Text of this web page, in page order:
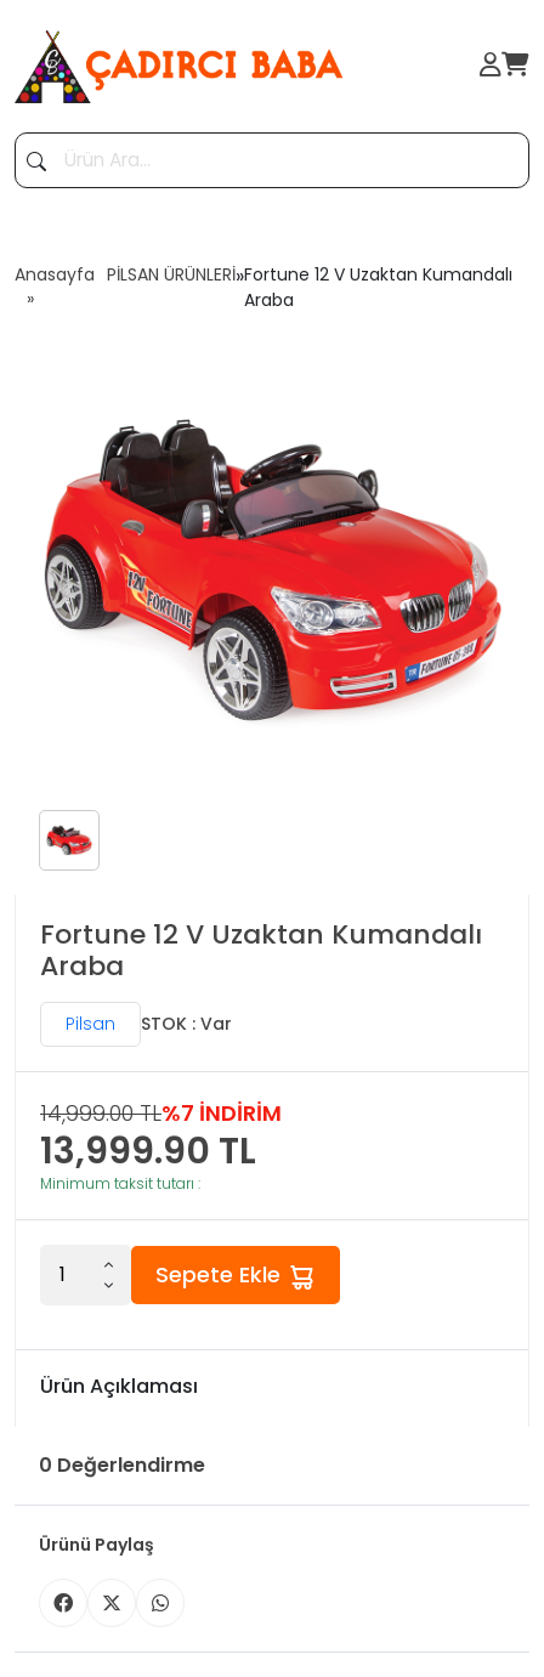
Anasayfa PİLSAN ÜRÜNLERİ»Fortune 12 V Uzaktan Kumandalı
Araba
Fortune 12 V Uzaktan Kumandalı
Araba
Pilsan STOK : Var
14,999.00 TL%7 İNDİRİM
13,999.90 TL
Minimum taksit tutarı :
Sepete Ekle
Ürün Açıklaması
0 Değerlendirme
Ürünü Paylaş